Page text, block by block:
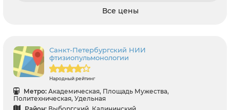
Все цены
Санкт-Петербургский НИИ
фтизиопульмонологии
Народный рейтинг
Метро: Академическая, Площадь Мужества,
Политехническая, Удельная